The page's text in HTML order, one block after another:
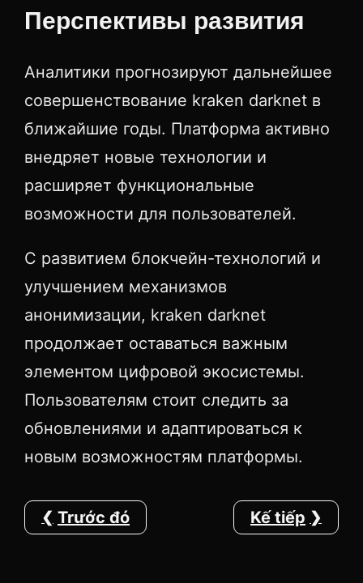
Перспективы развития
Аналитики прогнозируют дальнейшее
совершенствование kraken darknet в
ближайшие годы. Платформа активно
внедряет новые технологии и
расширяет функциональные
возможности для пользователей.
С развитием блокчейн-технологий и
улучшением механизмов
анонимизации, kraken darknet
продолжает оставаться важным
элементом цифровой экосистемы.
Пользователям стоит следить за
обновлениями и адаптироваться к
новым возможностям платформы.
Trước đó Kế tiếp